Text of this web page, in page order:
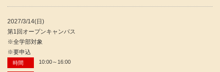
2027/3/14(日)
第1回オープンキャンパス
※全学部対象
※要申込
時間 10:00～16:00